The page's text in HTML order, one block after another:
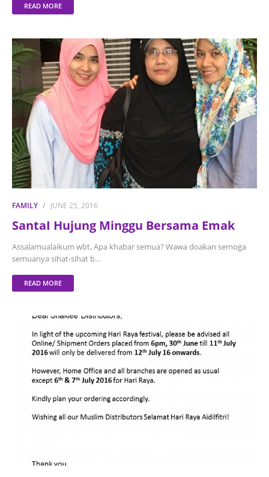
READ MORE
FAMILY JUNE 25, 2016
SantaI Hujung Minggu Bersama Emak
Assalamualaikum wbt, Apa khabar semua? Wawa doakan semoga
semuanya sihat-sihat b…
READ MORE